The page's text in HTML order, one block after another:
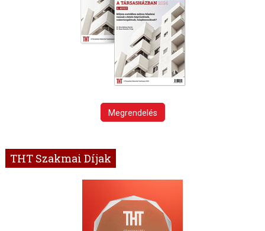
Megrendelés
THT Szakmai Díjak